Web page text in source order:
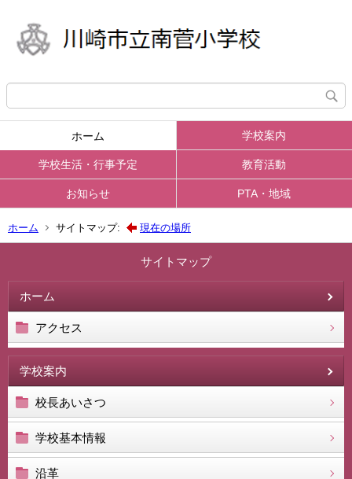
ホーム 学校案内
学校生活・行事予定 教育活動
お知らせ PTA・地域
ホーム サイトマップ: 現在の場所
サイトマップ
ホーム
アクセス
学校案内
校長あいさつ
学校基本情報
沿革